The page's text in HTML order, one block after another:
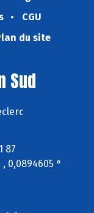
CGU
du site
Sud
87
, 0,0894605 °